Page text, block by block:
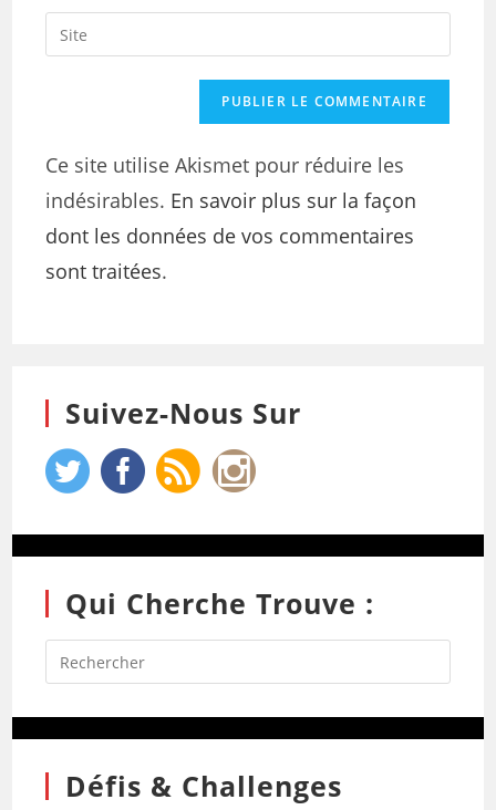
Ce site utilise Akismet pour réduire les
indésirables. En savoir plus sur la façon
dont les données de vos commentaires
sont traitées.
Suivez-Nous Sur
Qui Cherche Trouve :
Défis & Challenges